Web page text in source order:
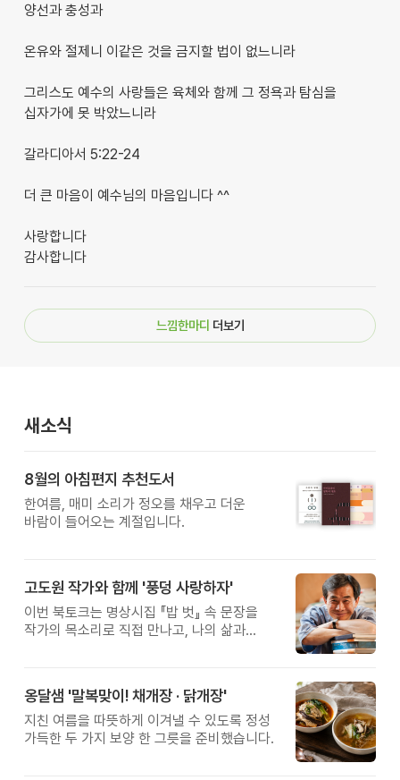
양선과 충성과
온유와 절제니 이같은 것을 금지할 법이 없느니라
그리스도 예수의 사랑들은 육체와 함께 그 정욕과 탐심을
십자가에 못 박았느니라
갈라디아서 5:22-24
더 큰 마음이 예수님의 마음입니다 ^^
사랑합니다
감사합니다
느낌한마디 더보기
새소식
8월의 아침편지 추천도서
한여름, 매미 소리가 정오를 채우고 더운
바람이 들어오는 계절입니다.
고도원 작가와 함께 '풍덩 사랑하자'
이번 북토크는 명상시집 『밥 벗』 속 문장을
작가의 목소리로 직접 만나고, 나의 삶과
옹달샘 '말복맞이! 채개장 · 닭개장'
지친 여름을 따뜻하게 이겨낼 수 있도록 정성
가득한 두 가지 보양 한 그릇을 준비했습니다.